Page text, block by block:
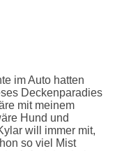
im Auto hatten
Deckenparadies
mit meinem
Hund und
will immer mit,
so viel Mist